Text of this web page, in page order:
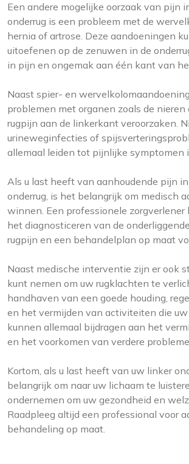
Een andere mogelijke oorzaak van pijn
onderrug is een probleem met de
hernia of artrose. Deze aandoeningen
uitoefenen op de zenuwen in de
in pijn en ongemak aan één kant van
Naast spier- en
problemen met organen zoals de nieren
rugpijn aan de linkerkant veroorzaken.
urineweginfecties of
allemaal leiden tot pijnlijke symptomen
Als u last heeft van aanhoudende pijn
onderrug, is het belangrijk om medisch
winnen. Een professionele
het diagnosticeren van de
rugpijn en een behandelplan op maat
Naast medische interventie zijn er ook
kunt nemen om uw rugklachten te
handhaven van een goede houding,
en het vermijden van activiteiten die uw
kunnen allemaal bijdragen aan het
en het voorkomen van verdere
Kortom, als u last heeft van uw linker
belangrijk om naar uw lichaam te
ondernemen om uw gezondheid en
Raadpleeg altijd een professional voor
behandeling op maat.